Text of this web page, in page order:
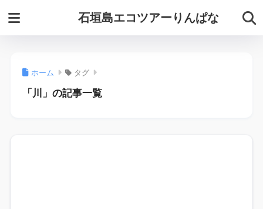
石垣島エコツアーりんぱな
ホーム タグ
「川」の記事一覧